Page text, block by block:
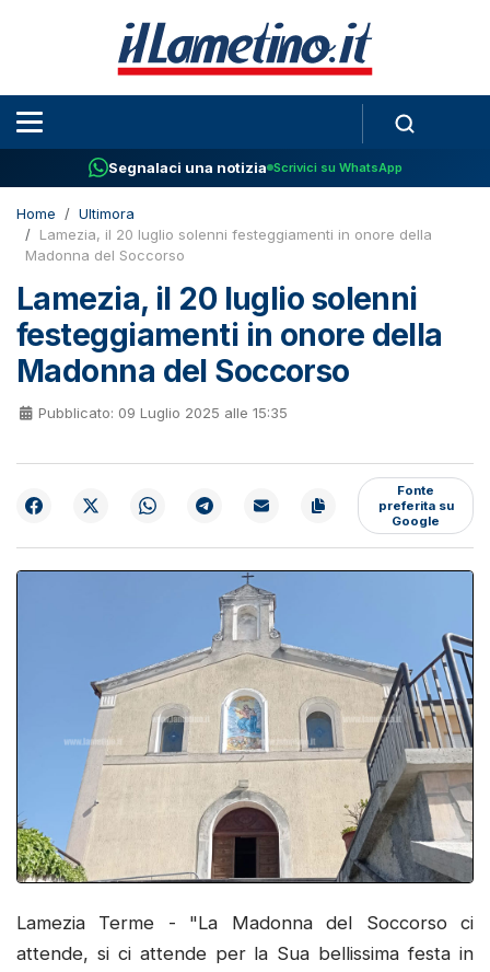
Segnalaci una notizia Scrivici su WhatsApp
Home
Ultimora
Lamezia, il 20 luglio solenni festeggiamenti in onore della
Madonna del Soccorso
Lamezia, il 20 luglio solenni
festeggiamenti in onore della
Madonna del Soccorso
Pubblicato: 09 Luglio 2025 alle 15:35
Fonte
preferita su
Google
Lamezia Terme - "La Madonna del Soccorso ci
attende, si ci attende per la Sua bellissima festa in